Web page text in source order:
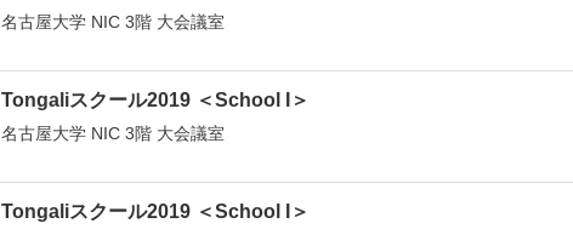
名古屋大学 NIC 3階 大会議室
Tongaliスクール2019 ＜School I＞
名古屋大学 NIC 3階 大会議室
Tongaliスクール2019 ＜School I＞